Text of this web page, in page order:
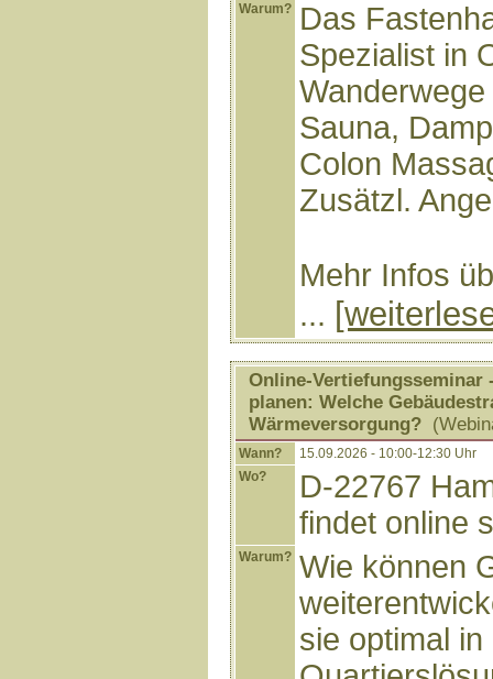
Warum?
Das
Spezialist in
Sauna,
Colon
Zusätzl.
Mehr Infos
...
Online-Vertiefungsseminar
planen: Welche
Wärmeversorgung?
Wann?
15.09.2026 - 10:00-12:30 Uhr
Wo?
D-22767
findet online
Warum? Wie können
sie optimal